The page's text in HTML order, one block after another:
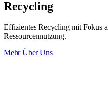
Recycling
Effizientes Recycling mit Fokus
Ressourcennutzung.
Mehr Über Uns